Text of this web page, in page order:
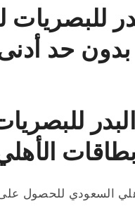
البدر
بدون حد
السعودي للحصول